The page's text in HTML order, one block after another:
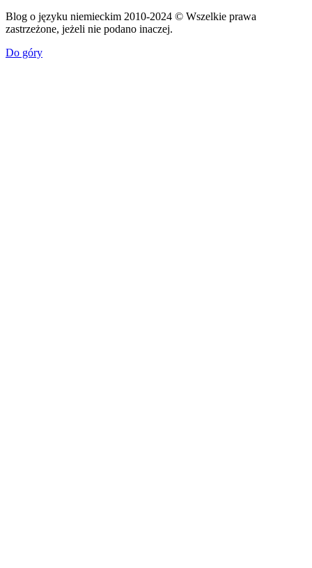
Blog o języku niemieckim 2010-2024 © Wszelkie prawa
zastrzeżone, jeżeli nie podano inaczej.
Do góry